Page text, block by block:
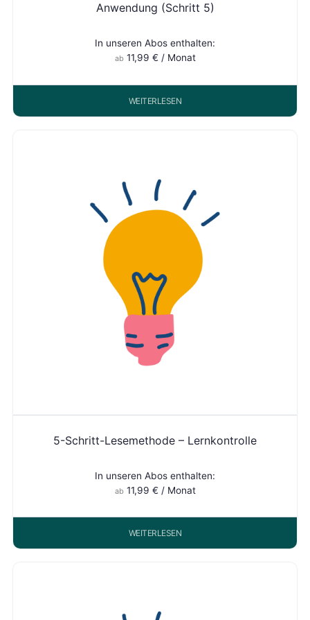
Anwendung (Schritt 5)
In unseren Abos enthalten:
ab 11,99 € / Monat
WEITERLESEN
5-Schritt-Lesemethode – Lernkontrolle
In unseren Abos enthalten:
ab 11,99 € / Monat
WEITERLESEN